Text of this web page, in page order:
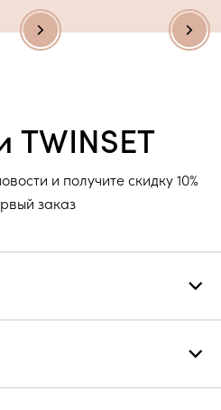
TWINSET
и получите скидку 10%
заказ